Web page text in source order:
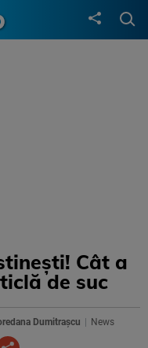
Cât a
de suc
Dumitrașcu News